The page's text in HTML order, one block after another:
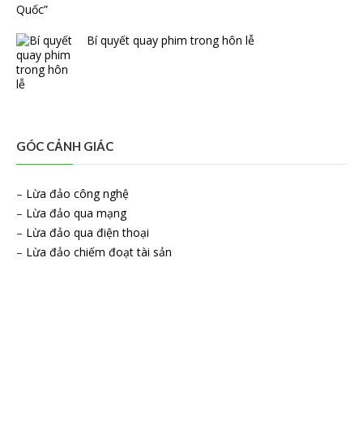
Bí quyết quay phim trong hôn lễ
GÓC CẢNH GIÁC
– Lừa đảo công nghệ
– Lừa đảo qua mạng
– Lừa đảo qua điện thoại
– Lừa đảo chiếm đoạt tài sản